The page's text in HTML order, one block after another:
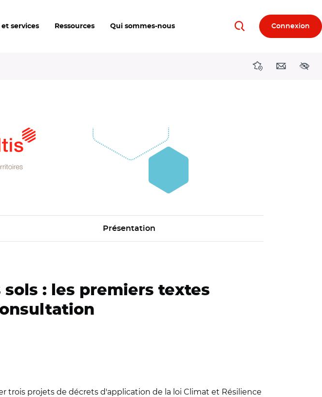
services Ressources Qui sommes-nous RechercherConnexion
DirectionsContact
Présentation
: les premiers textes
trois projets de décrets d'application de la loi Climat et Résilience